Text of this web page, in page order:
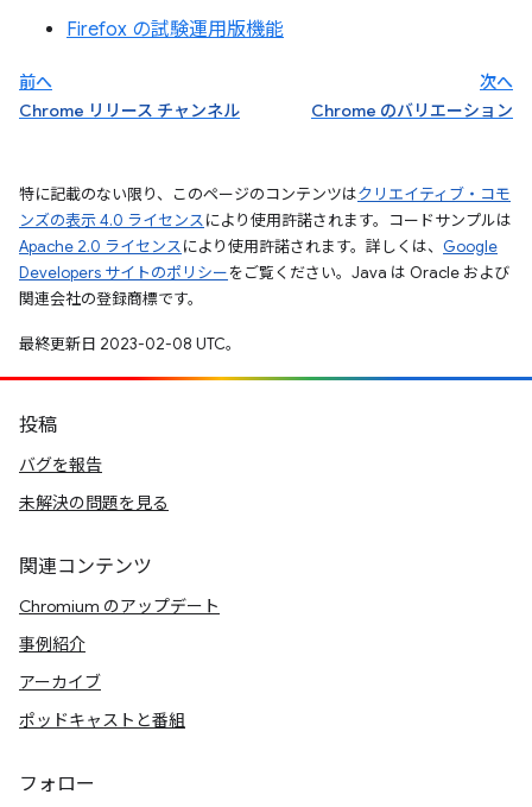
Firefox の試験運用版機能
前へ
Chrome リリース チャンネル
次へ
Chrome のバリエーション
特に記載のない限り、このページのコンテンツはクリエイティブ・コモ
ンズの表示 4.0 ライセンスにより使用許諾されます。コードサンプルは
Apache 2.0 ライセンスにより使用許諾されます。詳しくは、 Google
Developers サイトのポリシーをご覧ください。Java は Oracle および
関連会社の登録商標です。
最終更新日 2023-02-08 UTC。
投稿
バグを報告
未解決の問題を見る
関連コンテンツ
Chromium のアップデート
事例紹介
アーカイブ
ポッドキャストと番組
フォロー